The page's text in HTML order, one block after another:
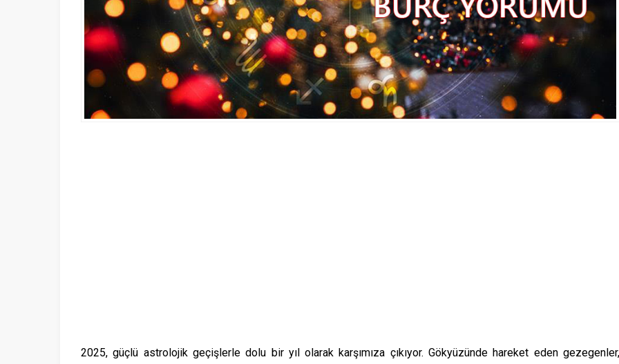
2025, güçlü astrolojik geçişlerle dolu bir yıl olarak karşımıza çıkıyor. Gökyüzünde hareket eden gezegenler,